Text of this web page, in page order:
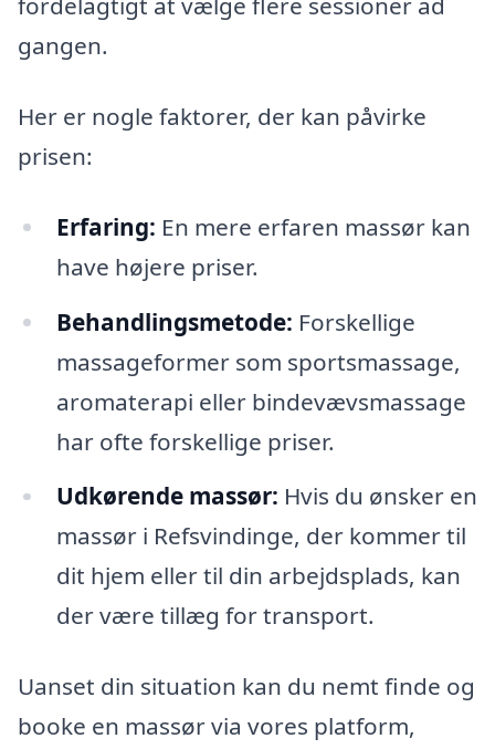
gangen.
Her er nogle faktorer, der kan påvirke
prisen:
Erfaring: En mere erfaren massør kan
have højere priser.
Behandlingsmetode: Forskellige
massageformer som sportsmassage,
aromaterapi eller bindevævsmassage
har ofte forskellige priser.
Udkørende massør: Hvis du ønsker en
massør i Refsvindinge, der kommer til
dit hjem eller til din arbejdsplads, kan
der være tillæg for transport.
Uanset din situation kan du nemt finde og
booke en massør via vores platform,